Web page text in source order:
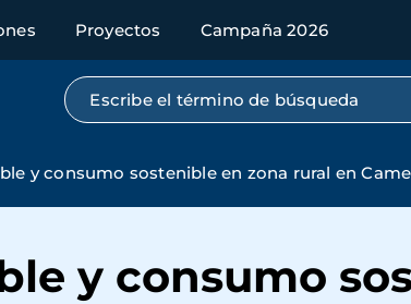
Proyectos Campaña 2026
Búsqueda por texto completo
y consumo sostenible en zona rural en
y consumo